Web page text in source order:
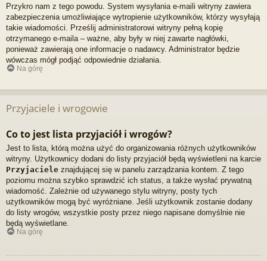
Przykro nam z tego powodu. System wysyłania e-maili witryny zawiera
zabezpieczenia umożliwiające wytropienie użytkowników, którzy wysyłają
takie wiadomości. Prześlij administratorowi witryny pełną kopię
otrzymanego e-maila – ważne, aby były w niej zawarte nagłówki,
ponieważ zawierają one informacje o nadawcy. Administrator będzie
wówczas mógł podjąć odpowiednie działania.
Na górę
Przyjaciele i wrogowie
Co to jest lista przyjaciół i wrogów?
Jest to lista, którą można użyć do organizowania różnych użytkowników
witryny. Użytkownicy dodani do listy przyjaciół będą wyświetleni na karcie
Przyjaciele znajdującej się w panelu zarządzania kontem. Z tego
poziomu można szybko sprawdzić ich status, a także wysłać prywatną
wiadomość. Zależnie od używanego stylu witryny, posty tych
użytkowników mogą być wyróżniane. Jeśli użytkownik zostanie dodany
do listy wrogów, wszystkie posty przez niego napisane domyślnie nie
będą wyświetlane.
Na górę